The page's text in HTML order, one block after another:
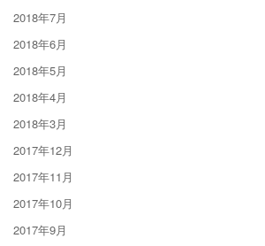
2018年7月
2018年6月
2018年5月
2018年4月
2018年3月
2017年12月
2017年11月
2017年10月
2017年9月